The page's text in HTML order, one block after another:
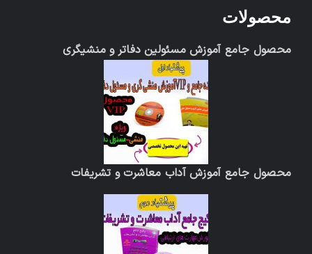
محصولات
محصول جامع آموزش مسئولین دفاتر و منشیگری
محصول جامع آموزش آداب معاشرت و تشریفات